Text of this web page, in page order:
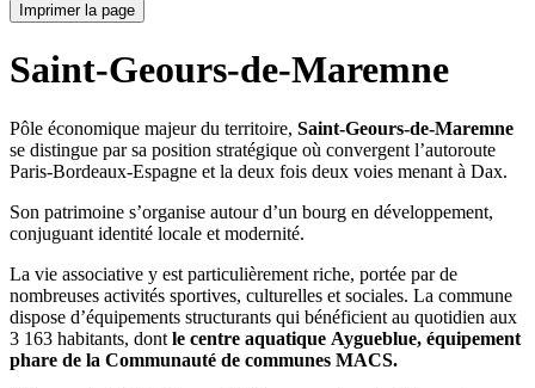
Imprimer la page
Saint-Geours-de-Maremne
Pôle économique majeur du territoire, Saint-Geours-de-Maremne
se distingue par sa position stratégique où convergent l’autoroute
Paris-Bordeaux-Espagne et la deux fois deux voies menant à Dax.
Son patrimoine s’organise autour d’un bourg en développement,
conjuguant identité locale et modernité.
La vie associative y est particulièrement riche, portée par de
nombreuses activités sportives, culturelles et sociales. La commune
dispose d’équipements structurants qui bénéficient au quotidien aux
3 163 habitants, dont le centre aquatique Aygueblue, équipement
phare de la Communauté de communes MACS.